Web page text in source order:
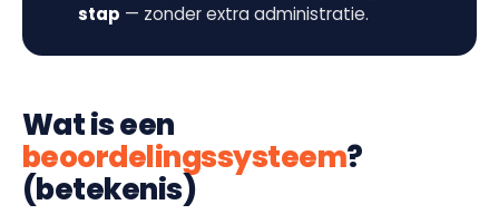
stap — zonder extra administratie.
Wat is een
beoordelingssysteem?
(betekenis)